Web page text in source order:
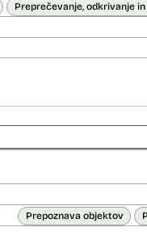
Preprečevanje, odkrivanje
Prepoznava objektov